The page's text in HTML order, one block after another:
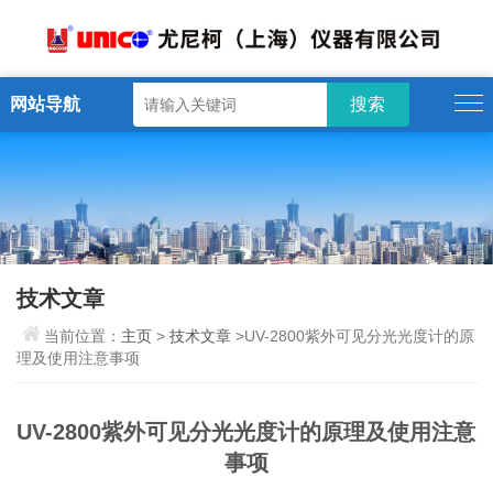
网站导航
技术文章
当前位置： 主页 >技术文章 >UV-2800紫外可见分光光度计的原
理及使用注意事项
UV-2800紫外可见分光光度计的原理及使用注意
事项